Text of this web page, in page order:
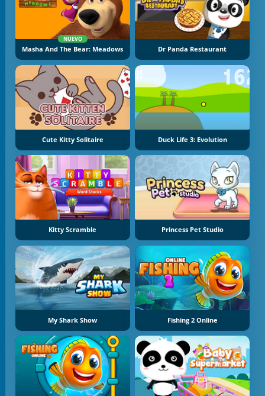
NUEVO
Masha And The Bear: Meadows Dr Panda Restaurant
Cute Kitty Solitaire Duck Life 3: Evolution
Kitty Scramble Princess Pet Studio
My Shark Show Fishing 2 Online